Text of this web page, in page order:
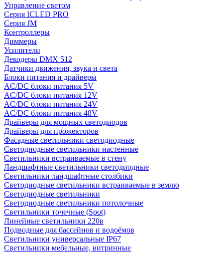
Управление светом
Серия ICLED PRO
Серия JM
Контроллеры
Диммеры
Усилители
Декодеры DMX 512
Датчики движения, звука и света
Блоки питания и драйверы
AC/DC блоки питания 5V
AC/DC блоки питания 12V
AC/DC блоки питания 24V
AC/DC блоки питания 48V
Драйверы для мощных светодиодов
Драйверы для прожекторов
Фасадные светильники светодиодные
Светодиодные светильники настенные
Светильники встраиваемые в стену
Ландшафтные светильники светодиодные
Светильники ландшафтные столбики
Светодиодные светильники встраиваемые в землю
Светодиодные светильники
Светодиодные светильники потолочные
Светильники точечные (Spot)
Линейные светильники 220в
Подводные для бассейнов и водоёмов
Светильники универсальные IP67
Светильники мебельные, витринные